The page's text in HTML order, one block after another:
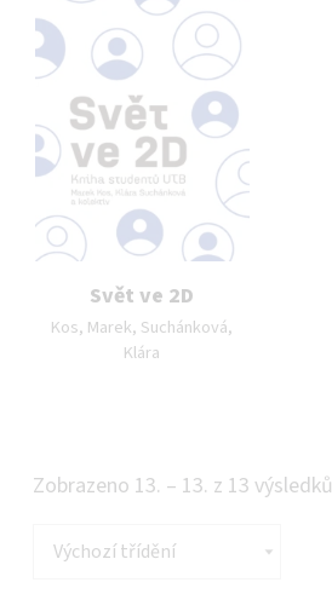
Svět ve 2D
Kos, Marek, Suchánková,
Klára
Zobrazeno 13. – 13. z 13 výsledků